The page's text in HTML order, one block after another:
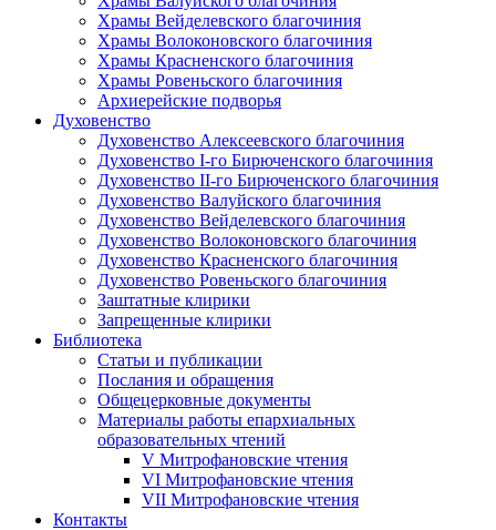
Храмы Вейделевского благочиния
Храмы Волоконовского благочиния
Храмы Красненского благочиния
Храмы Ровеньского благочиния
Архиерейские подворья
Духовенство
Духовенство Алексеевского благочиния
Духовенство I-го Бирюченского благочиния
Духовенство II-го Бирюченского благочиния
Духовенство Валуйского благочиния
Духовенство Вейделевского благочиния
Духовенство Волоконовского благочиния
Духовенство Красненского благочиния
Духовенство Ровеньского благочиния
Заштатные клирики
Запрещенные клирики
Библиотека
Статьи и публикации
Послания и обращения
Общецерковные документы
Материалы работы епархиальных
образовательных чтений
V Митрофановские чтения
VI Митрофановские чтения
VII Митрофановские чтения
Контакты